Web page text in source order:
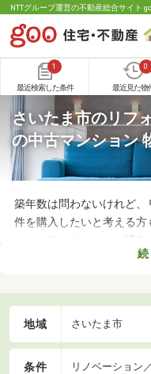
NTTグループ運営の不動産総合サイト
1
最近検索した条件
0
最近見た物
さいたま市のリフ
の中古マンション
築年数は問わないけれど
件を購入したいと考える
ーム・リノベーション済
なっていることがポイン
済みの中古マンションを
地域 さいたま市
条件 リノベーション